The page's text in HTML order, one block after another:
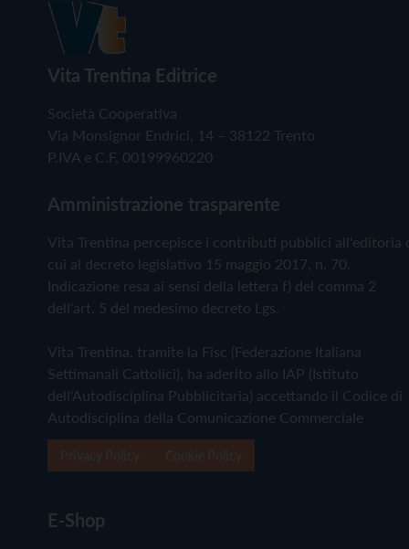
Vita Trentina Editrice
Società Cooperativa
Via Monsignor Endrici, 14 – 38122 Trento
P.IVA e C.F. 00199960220
Amministrazione trasparente
Vita Trentina percepisce i contributi pubblici all'editoria
cui al decreto legislativo 15 maggio 2017, n. 70.
Indicazione resa ai sensi della lettera f) del comma 2
dell'art. 5 del medesimo decreto Lgs.
Vita Trentina, tramite la Fisc (Federazione Italiana
Settimanali Cattolici), ha aderito allo IAP (Istituto
dell'Autodisciplina Pubblicitaria) accettando il Codice di
Autodisciplina della Comunicazione Commerciale
E-Shop